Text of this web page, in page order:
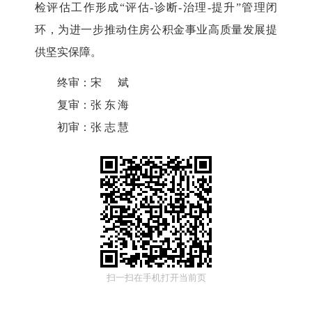
检评估工作形成“评估-诊断-治理-提升”管理闭
环，为进一步推动住房公积金事业高质量发展提
供坚实保障。
终审： 宋斌
复审： 张东海
初审： 张志慧
扫一扫在手机打开当前页